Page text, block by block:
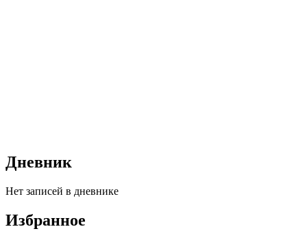
Дневник
Нет записей в дневнике
Избранное